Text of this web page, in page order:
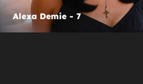
Alexa Demie - 7